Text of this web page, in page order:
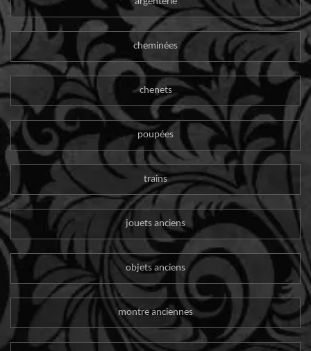
cheminées
chenets
poupées
trains
jouets anciens
objets anciens
montre anciennes